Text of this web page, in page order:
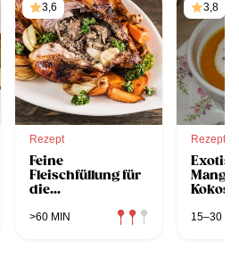
3,6
Rezept
Feine
Fleischfüllung für
die
>60 MIN
3,8
Rezept
15–30